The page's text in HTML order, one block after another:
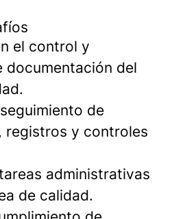
el control y
documentación del
de
registros y controles
administrativas
de calidad.